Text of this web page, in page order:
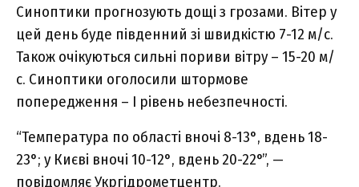
Синоптики прогнозують дощі з грозами. Вітер у
цей день буде південний зі швидкістю 7-12 м/с.
Також очікуються сильні пориви вітру – 15-20 м/
с. Синоптики оголосили штормове
попередження – І рівень небезпечності.
“Температура по області вночі 8-13°, вдень 18-
23°; у Києві вночі 10-12°, вдень 20-22°”, —
повідомляє Укргідрометцентр.